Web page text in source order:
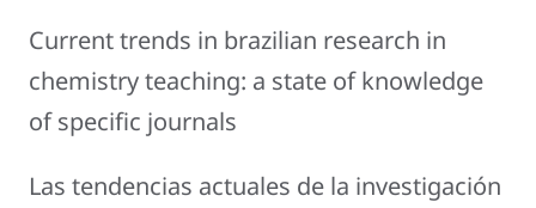
Current trends in brazilian research in
chemistry teaching: a state of knowledge
of specific journals
Las tendencias actuales de la investigación